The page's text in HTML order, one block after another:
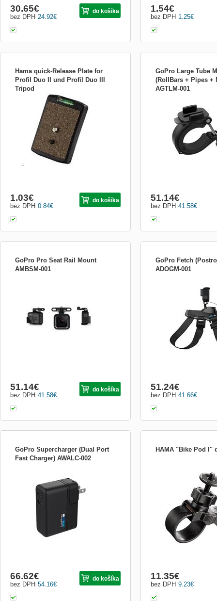
24.92€
bez DPH
30.65€ do košíka
1.25€
bez DPH
1.54€
Hama quick-Release Plate for
Profil Duo II und Profil Duo III
Tripod
Spojka DATACOM UTP cat.5e RJ45
křížená Zrcadlově křížená spojka cat.5e
pro spojení dvou kabelů s RJ45(8p8c)
konektory. ZÁKLADNÍ SPECIFIKACE
Koncovka 1: RJ45 (F) - 8p8c Koncovka 2:
RJ45 (F) - 8p8c Barva: bílá
0.84€
bez DPH
1.03€ do košíka
GoPro Large Tube
(RollBars + Pipes +
AGTLM-001
3.5 do 6.35cm v
neskluzový design je
uchycení ke střešním
Integrovaná základna se
umožní tak
41.58€
bez DPH
51.14€
GoPro Pro Seat Rail Mount
AMBSM-001
hliníková konstrukce * Lze přichytit k
většině dvojitých příček pod sedlem,
umožní tak pohled dozadu * Kompa...
41.58€
bez DPH
51.14€ do košíka
GoPro Fetch
ADOGM-001
záda a na hruď pro
žvýkání kosti, hrabání
aportování a další. *
konstrukce udrží vašeho
pohodlí. * Plně
do 54 kg. K...
41.66€
bez DPH
51.24€
GoPro Supercharger (Dual Port
Fast Charger) AWALC-002
27.5W Supercharger (mezinárodní 2-
portová nabíječka) umožňuje zároveň
nabíjet 2 zařízení GoPro — kdekoliv po
světě. Port USB-C nabízí v porovnání s
běžnou nabíječkou (5V 1A USB) o 20-70%
rychlejší nabíjení na za...
54.16€
bez DPH
66.62€ do košíka
HAMA "Bike Pod I"
Monopod Hama je
&quot;Bike Pod&quot;,
kompaktní fotoaparáty a
videokamery. Slouží k
kola nebo motorky...Je
hlavou pro nasměrování
upínacími svorkami s
cm . Jeho použití...
9.23€
bez DPH
11.35€